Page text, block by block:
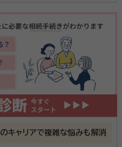
） 行政書士
期：2023/1
年のキャリアの中で多くの相
た。相続は誰にでも訪れるこ
1番合った相続手続をご提案
キャリアで複雑な悩みも解消